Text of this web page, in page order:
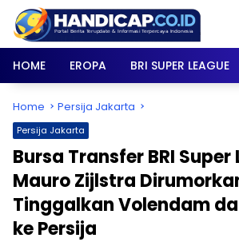
content
HOME
EROPA BRI SUPER LEAGUE
Home Persija Jakarta
Persija Jakarta
Bursa Transfer BRI Super
Mauro Zijlstra
Tinggalkan Volendam
ke Persija